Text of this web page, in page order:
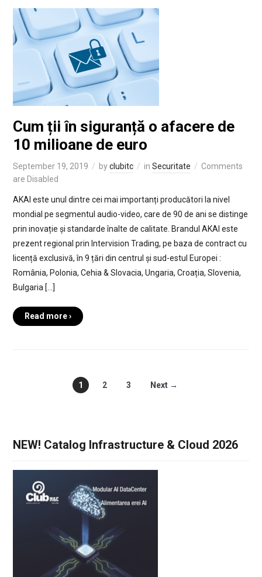
Cum ții în siguranță o afacere de
10 milioane de euro
September 19, 2019 byclubitc in Securitate
Comments
are Disabled
AKAI este unul dintre cei mai importanți producători la nivel
mondial pe segmentul audio-video, care de 90 de ani se distinge
prin inovație și standarde înalte de calitate. Brandul AKAI este
prezent regional prin Intervision Trading, pe baza de contract cu
licență exclusivă, în 9 țări din centrul și sud-estul Europei :
România, Polonia, Cehia & Slovacia, Ungaria, Croația, Slovenia,
Bulgaria […]
Read more ›
1 2 3 Next →
NEW! Catalog Infrastructure & Cloud 2026